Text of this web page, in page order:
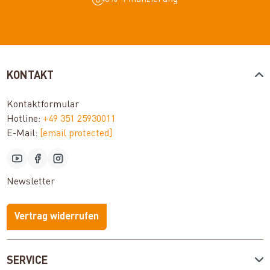
SERVICE
KONTAKT
Kontaktformular
Hotline: +49 351 25930011
E-Mail:
[email protected]
Newsletter
Vertrag widerrufen